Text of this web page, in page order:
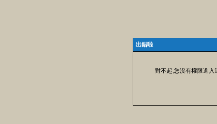
出錯啦
對不起,您沒有權限進入